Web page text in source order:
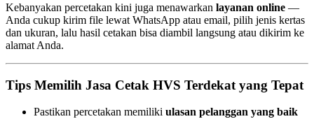
Kebanyakan percetakan kini juga menawarkan layanan online —
Anda cukup kirim file lewat WhatsApp atau email, pilih jenis kertas
dan ukuran, lalu hasil cetakan bisa diambil langsung atau dikirim ke
alamat Anda.
Tips Memilih Jasa Cetak HVS Terdekat yang Tepat
Pastikan percetakan memiliki ulasan pelanggan yang baik